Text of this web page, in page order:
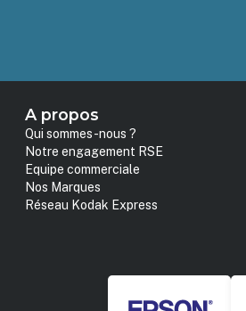
A propos
Qui sommes-nous ?
Notre engagement RSE
Equipe commerciale
Nos Marques
Réseau Kodak Express